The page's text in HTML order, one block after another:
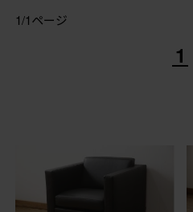
1/1ページ
1